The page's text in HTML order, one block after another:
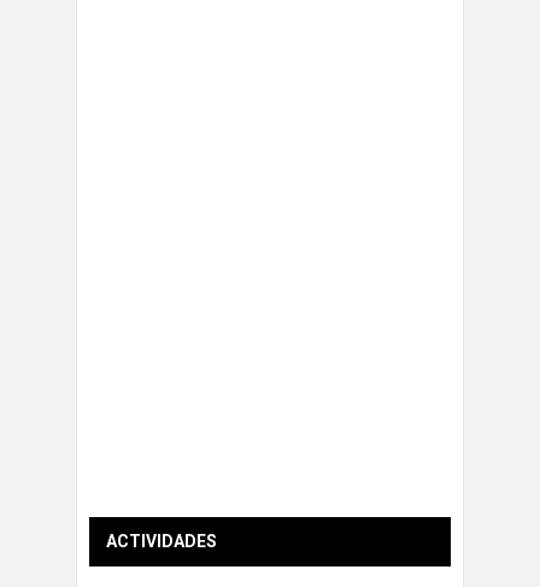
ACTIVIDADES